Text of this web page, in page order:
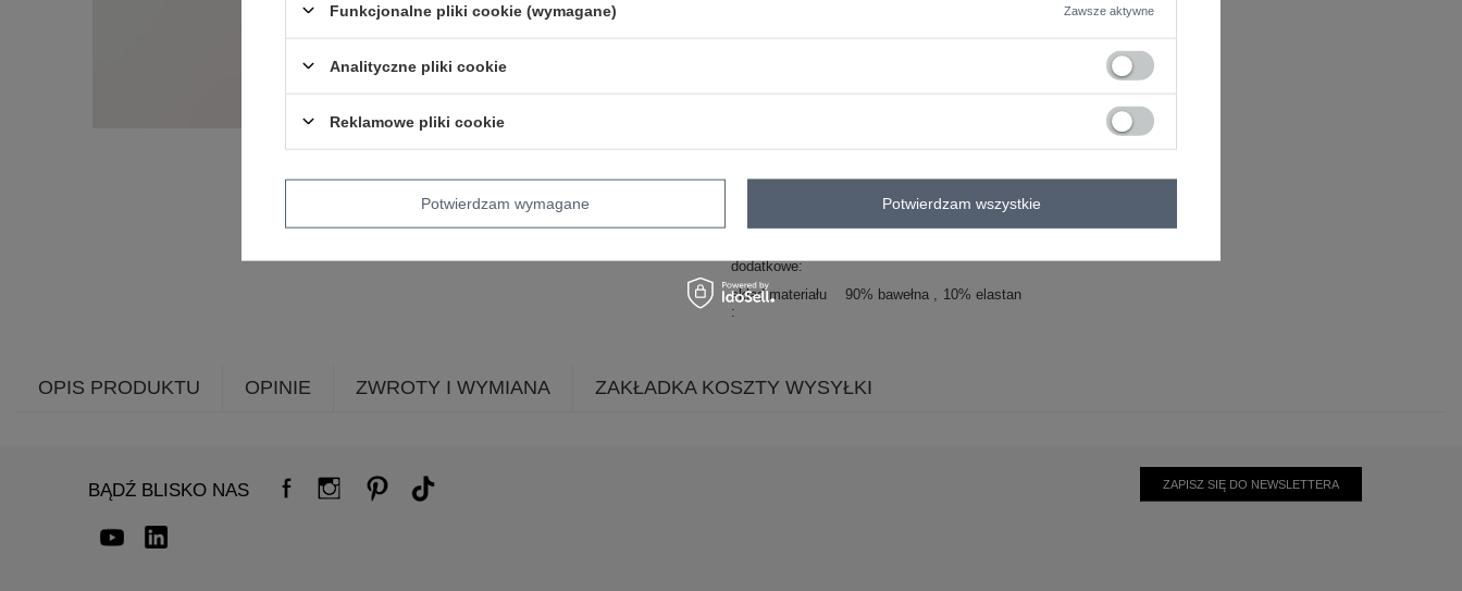
dodatkowe
skład materiału 90% bawełna 10% elastan
OPIS PRODUKTU OPINIE ZWROTY I WYMIANA ZAKŁADKA KOSZTY WYSYŁKI
BĄDŹ BLISKO NAS ZAPISZ SIĘ DO NEWSLETTERA
Funkcjonalne pliki cookie (wymagane) Zawsze aktywne
Analityczne pliki cookie
Reklamowe pliki cookie
Potwierdzam wymagane Potwierdzam wszystkie